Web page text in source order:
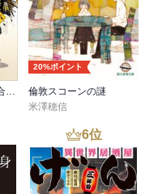
尼子党忠義 北近江合戦心得〈八〉
20%ポイント
倫敦スコーンの謎
米澤穂信
6位